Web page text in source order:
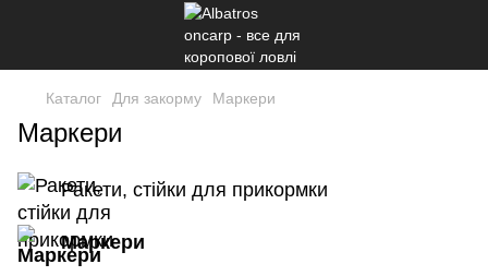
Каталог Для закорму Маркери
Маркери
Ракети, стійки для прикормки
Маркери